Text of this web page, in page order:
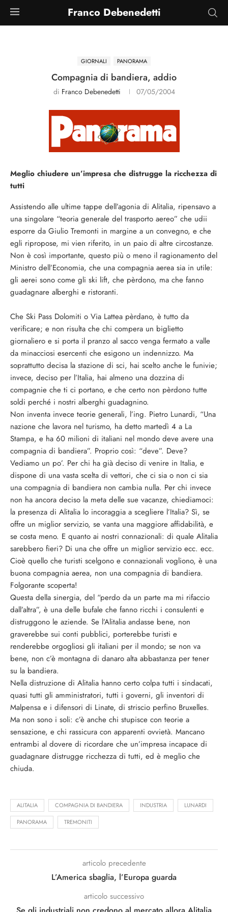
Franco Debenedetti
GIORNALI PANORAMA
Compagnia di bandiera, addio
di Franco Debenedetti 07/05/2004
Meglio chiudere un’impresa che distrugge la ricchezza di
tutti
Assistendo alle ultime tappe dell’agonia di Alitalia, ripensavo a
una singolare “teoria generale del trasporto aereo” che udii
esporre da Giulio Tremonti in margine a un convegno, e che
egli ripropose, mi vien riferito, in un paio di altre circostanze.
Non è così importante, questo più o meno il ragionamento del
Ministro dell’Economia, che una compagnia aerea sia in utile:
gli aerei sono come gli ski lift, che pèrdono, ma che fanno
guadagnare alberghi e ristoranti.
Che Ski Pass Dolomiti o Via Lattea pèrdano, è tutto da
verificare; e non risulta che chi compera un biglietto
giornaliero e si porta il pranzo al sacco venga fermato a valle
da minacciosi esercenti che esigono un indennizzo. Ma
soprattutto decisa la stazione di sci, hai scelto anche le funivie;
invece, deciso per l’Italia, hai almeno una dozzina di
compagnie che ti ci portano, e che certo non pèrdono tutte
soldi perché i nostri alberghi guadagnino.
Non inventa invece teorie generali, l’ing. Pietro Lunardi, “Una
nazione che lavora nel turismo, ha detto martedì 4 a La
Stampa, e ha 60 milioni di italiani nel mondo deve avere una
compagnia di bandiera”. Proprio così: “deve”. Deve?
Vediamo un po’. Per chi ha già deciso di venire in Italia, e
dispone di una vasta scelta di vettori, che ci sia o non ci sia
una compagnia di bandiera non cambia nulla. Per chi invece
non ha ancora deciso la meta delle sue vacanze, chiediamoci:
la presenza di Alitalia lo incoraggia a scegliere l’Italia? Sì, se
offre un miglior servizio, se vanta una maggiore affidabilità, e
se costa meno. E quanto ai nostri connazionali: di quale Alitalia
sarebbero fieri? Di una che offre un miglior servizio ecc. ecc.
Cioè quello che turisti scelgono e connazionali vogliono, è una
buona compagnia aerea, non una compagnia di bandiera.
Folgorante scoperta!
Questa della sinergia, del “perdo da un parte ma mi rifaccio
dall’altra”, è una delle bufale che fanno ricchi i consulenti e
distruggono le aziende. Se l’Alitalia andasse bene, non
graverebbe sui conti pubblici, porterebbe turisti e
renderebbe orgogliosi gli italiani per il mondo; se non va
bene, non c’è montagna di danaro alta abbastanza per tener
su la bandiera.
Nella distruzione di Alitalia hanno certo colpa tutti i sindacati,
quasi tutti gli amministratori, tutti i governi, gli inventori di
Malpensa e i difensori di Linate, di striscio perfino Bruxelles.
Ma non sono i soli: c’è anche chi stupisce con teorie a
sensazione, e chi rassicura con apparenti ovvietà. Mancano
entrambi al dovere di ricordare che un’impresa incapace di
guadagnare distrugge ricchezza di tutti, ed è meglio che
chiuda.
ALITALIA COMPAGNIA DI BANDIERA INDUSTRIA LUNARDI
PANORAMA TREMONITI
articolo precedente
L’America sbaglia, l’Europa guarda
articolo successivo